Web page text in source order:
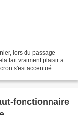
lors du passage
fait vraiment plaisir à
s'est accentué
fonctionnaire